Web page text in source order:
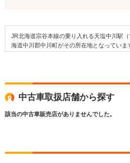
JR北海道宗谷本線の乗り入れる天塩中川駅
海道中川郡中川町がその所在地となってい
駅と歌内駅です。駅の周囲には住宅地が広
校や中川町立中川中学校などの教育施設も
には天塩川が流れており、国道40号線駅（
道541号線といった道路が整備されています。
中古車取扱店舗から探す
該当の中古車販売店がありませんでした。